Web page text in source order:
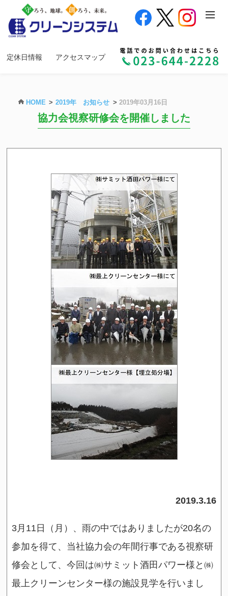
アクセスマップ
定休日情報
HOME 2019年 お知らせ 2019年03月16日
協力会視察研修会を開催しました
2019.3.16
3月11日（月）、雨の中ではありましたが20名の
参加を得て、当社協力会の年間行事である視察研
修会として、今回は㈱サミット酒田パワー様と㈱
最上クリーンセンター様の施設見学を行いまし